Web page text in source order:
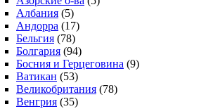
Албания (5)
Андорра (17)
Бельгия (78)
Болгария (94)
Босния и Герцеговина (9)
Ватикан (53)
Великобритания (78)
Венгрия (35)